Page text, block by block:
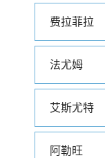
费拉菲拉
法尤姆
艾斯尤特
阿勒旺